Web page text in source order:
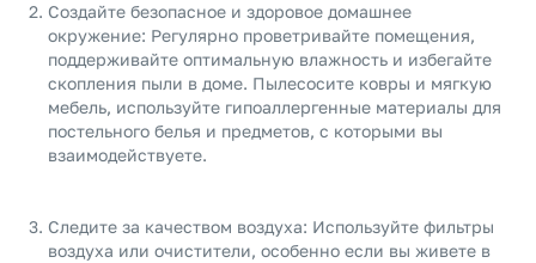
Создайте безопасное и здоровое домашнее
окружение: Регулярно проветривайте помещения,
поддерживайте оптимальную влажность и избегайте
скопления пыли в доме. Пылесосите ковры и мягкую
мебель, используйте гипоаллергенные материалы для
постельного белья и предметов, с которыми вы
взаимодействуете.
Следите за качеством воздуха: Используйте фильтры
воздуха или очистители, особенно если вы живете в